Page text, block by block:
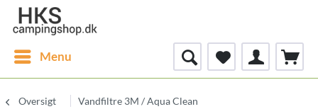
Menu
Oversigt Vandfiltre 3M / Aqua Clean